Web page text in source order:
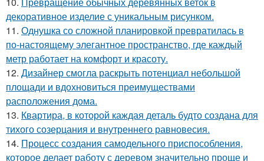
декоративное изделие с уникальным рисунком.
11. Однушка со сложной планировкой превратилась в
по-настоящему элегантное пространство, где каждый
метр работает на комфорт и красоту.
12. Дизайнер смогла раскрыть потенциал небольшой
площади и вдохновиться преимуществами
расположения дома.
13. Квартира, в которой каждая деталь будто создана для
тихого созерцания и внутреннего равновесия.
14. Процесс создания самодельного приспособления,
которое делает работу с деревом значительно проще и